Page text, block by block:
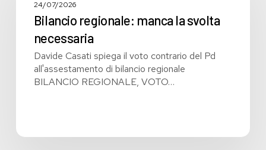
svolta
24/07/2026
Bilancio regionale: manca la svolta
necessaria
Davide Casati spiega il voto contrario del Pd
all'assestamento di bilancio regionale
BILANCIO REGIONALE, VOTO…